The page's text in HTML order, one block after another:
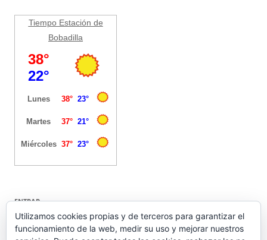
Tiempo Estación de
Bobadilla
ENTRAR
Acceder
Utilizamos cookies propias y de terceros para garantizar el
funcionamiento de la web, medir su uso y mejorar nuestros